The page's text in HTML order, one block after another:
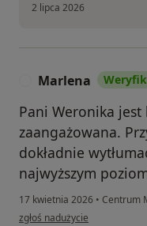
2 lipca 2026
Marlena
Pani Weronika jest
zaangażowana.
dokładnie
najwyższym
17 kwietnia 2026 • Centrum
w opinii użytkownika Marlena
zgłoś nadużycie